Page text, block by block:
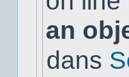
nouveau
message
non-
dans
an
dans